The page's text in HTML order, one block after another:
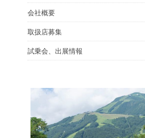
会社概要
取扱店募集
試乗会、出展情報